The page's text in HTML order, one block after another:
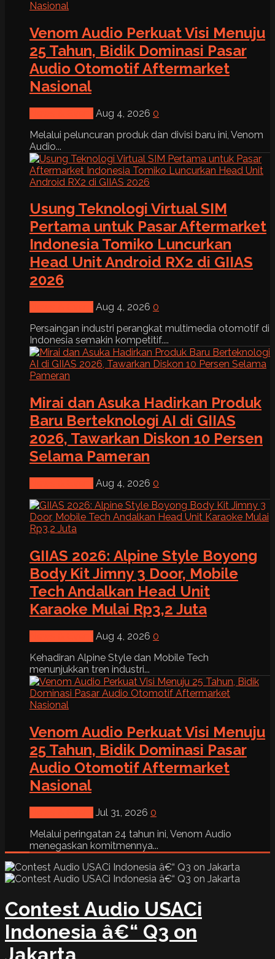
Venom Audio Perkuat Visi Menuju
25 Tahun, Bidik Dominasi Pasar
Audio Otomotif Aftermarket
Nasional
Aug 4, 2026 0
Melalui peluncuran produk dan divisi baru ini, Venom
Audio...
Usung Teknologi Virtual SIM
Pertama untuk Pasar Aftermarket
Indonesia Tomiko Luncurkan
Head Unit Android RX2 di GIIAS
2026
Aug 4, 2026 0
Persaingan industri perangkat multimedia otomotif di
Indonesia semakin kompetitif....
Mirai dan Asuka Hadirkan Produk
Baru Berteknologi AI di GIIAS
2026, Tawarkan Diskon 10 Persen
Selama Pameran
Aug 4, 2026 0
GIIAS 2026: Alpine Style Boyong
Body Kit Jimny 3 Door, Mobile
Tech Andalkan Head Unit
Karaoke Mulai Rp3,2 Juta
Aug 4, 2026 0
Kehadiran Alpine Style dan Mobile Tech
menunjukkan tren industri...
Venom Audio Perkuat Visi Menuju
25 Tahun, Bidik Dominasi Pasar
Audio Otomotif Aftermarket
Nasional
Jul 31, 2026 0
Melalui peringatan 24 tahun ini, Venom Audio
menegaskan komitmennya...
Contest Audio USACi
Indonesia â€“ Q3 on